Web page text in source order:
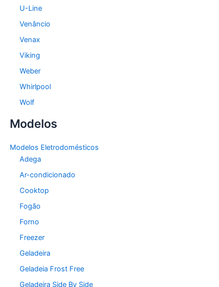
U-Line
Venâncio
Venax
Viking
Weber
Whirlpool
Wolf
Modelos
Modelos Eletrodomésticos
Adega
Ar-condicionado
Cooktop
Fogão
Forno
Freezer
Geladeira
Geladeia Frost Free
Geladeira Side By Side